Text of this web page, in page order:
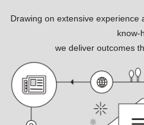
에이엠피알 랜딩페이지 반응형 포트폴리오
Drawing on extensive experience
know-
we deliver outcomes